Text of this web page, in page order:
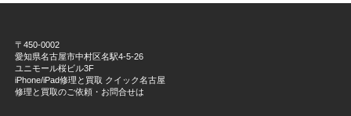
〒450-0002
愛知県名古屋市中村区名駅4-5-26
ユニモール桜ビル3F
iPhone/iPad修理と買取 クイック名古屋
修理と買取のご依頼・お問合せは